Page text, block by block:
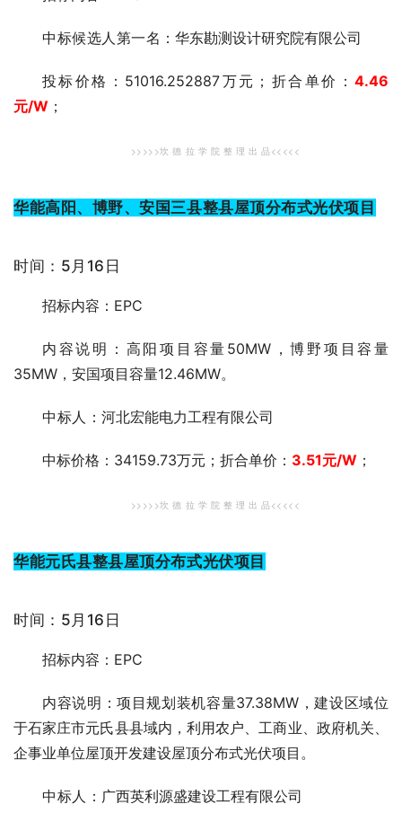
中标候选人第一名：华东勘测设计研究院有限公司
投标价格：51016.252887万元；折合单价： 4.46
元/W ；
>>>>>坎 德 拉 学 院 整 理 出 品<<<<<
华能高阳、博野、安国三县整县屋顶分布式光伏项目
时间：5月16日
招标内容：EPC
内容说明：高阳项目容量50MW，博野项目容量
35MW，安国项目容量12.46MW。
中标人 ：河北宏能电力工程有限公司
中标价格：34159.73万元；折合单价： 3.51元/W ；
>>>>>坎 德 拉 学 院 整 理 出 品<<<<<
华能元氏县整县屋顶分布式光伏项目
时间：5月16日
招标内容：EPC
内容说明：项目规划装机容量37.38MW，建设区域位
于石家庄市元氏县县域内，利用农户、工商业、政府机关、
企事业单位屋顶开发建设屋顶分布式光伏项目。
中标人 ：广西英利源盛建设工程有限公司